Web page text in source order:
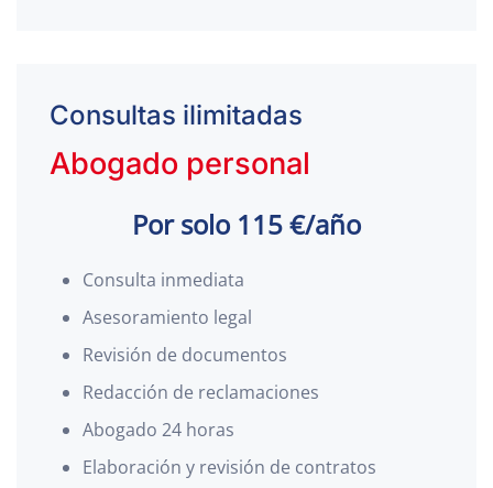
Consultas ilimitadas
Abogado personal
Por solo 115 €/año
Consulta inmediata
Asesoramiento legal
Revisión de documentos
Redacción de reclamaciones
Abogado 24 horas
Elaboración y revisión de contratos